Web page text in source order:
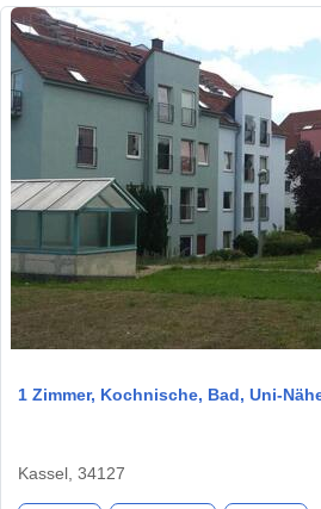
1 Zimmer, Kochnische, Bad, Uni-
Kassel, 34127